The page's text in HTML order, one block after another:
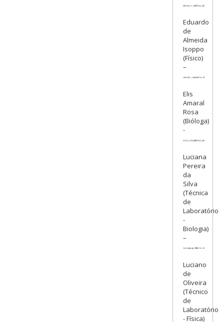
Eduardo
de
Almeida
Isoppo
(Físico)
–
Elis
Amaral
Rosa
(Bióloga)
-
Luciana
Pereira
da
Silva
(Técnica
de
Laboratório
-
Biologia)
–
Luciano
de
Oliveira
(Técnico
de
Laboratório
- Física)